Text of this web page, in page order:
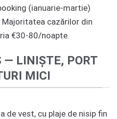
(ianuarie-martie)
cazărilor din
€30-80/noapte.
— LINIȘTE, PORT
MICI
de vest, cu plaje de nisip fin